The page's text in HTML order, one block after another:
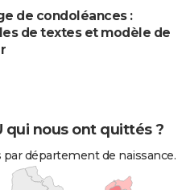
de condoléances :
de textes et modèle de
qui nous ont quittés ?
département de naissance.